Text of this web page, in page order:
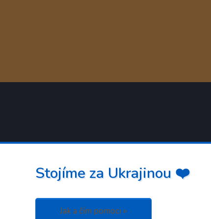
Stojíme za Ukrajinou ❤️
Jak a čím pomoci »